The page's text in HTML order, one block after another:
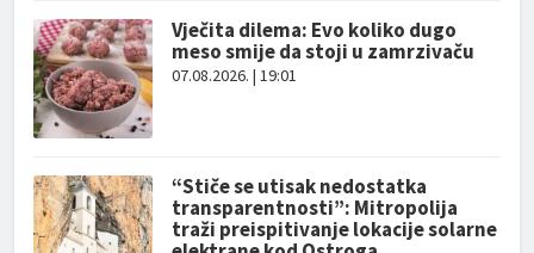
Vječita dilema: Evo koliko dugo
meso smije da stoji u zamrzivaču
07.08.2026. | 19:01
“Stiče se utisak nedostatka
transparentnosti”: Mitropolija
traži preispitivanje lokacije solarne